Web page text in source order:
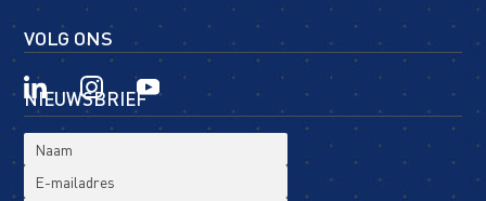
VOLG ONS
NIEUWSBRIEF